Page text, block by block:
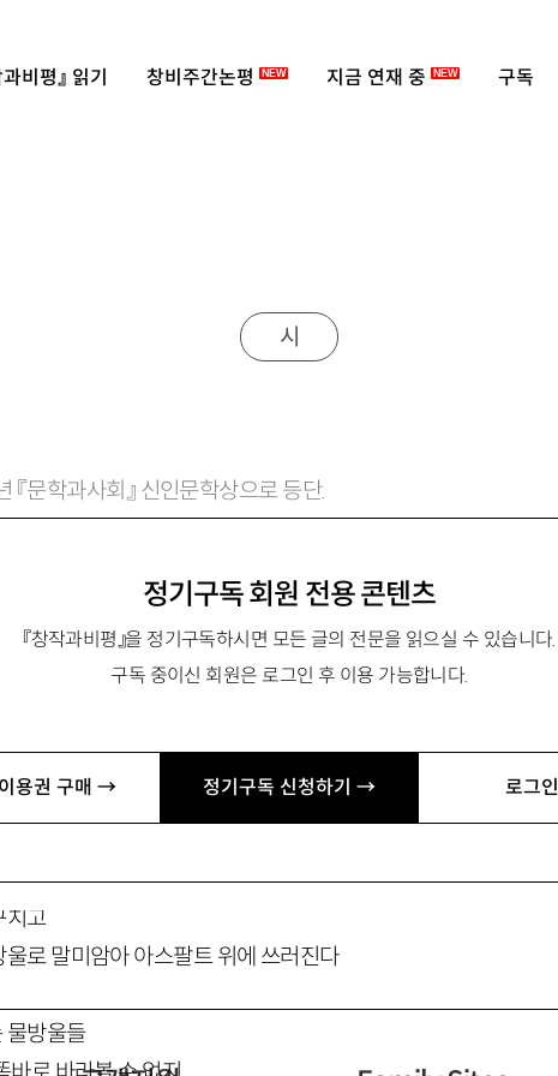
과비평』 읽기 창비주간논평 NEW 지금 연재 중 NEW 구독
정기구독 회원 전용 콘텐츠
『창작과비평』을 정기구독하시면 모든 글의 전문을 읽으실 수 있습니다.
구독 중이신 회원은 로그인 후 이용 가능합니다.
용권 구매 → 정기구독 신청하기 → 로그
시
문학과사회』 신인문학상으로 등단.
치고
로 말미암아 아스팔트 위에 쓰러진다
물방울들